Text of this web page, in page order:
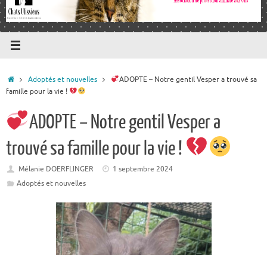
Accueil
Adoptés et nouvelles
ADOPTE – Notre gentil Vesper a trouvé sa
famille pour la vie !
ADOPTE – Notre gentil Vesper a
trouvé sa famille pour la vie !
Mélanie DOERFLINGER
1 septembre 2024
Adoptés et nouvelles